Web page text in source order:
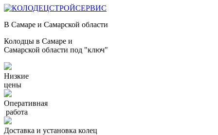
В Самаре и Самарской области
Колодцы в Самаре и
Самарской области под "ключ"
Низкие
цены
Оперативная
работа
Доставка и установка колец